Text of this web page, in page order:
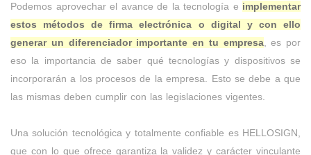
Podemos aprovechar el avance de la tecnología e implementar
estos métodos de firma electrónica o digital y con ello
generar un diferenciador importante en tu empresa, es por
eso la importancia de saber qué tecnologías y dispositivos se
incorporarán a los procesos de la empresa. Esto se debe a que
las mismas deben cumplir con las legislaciones vigentes.
Una solución tecnológica y totalmente confiable es HELLOSIGN,
que con lo que ofrece garantiza la validez y carácter vinculante